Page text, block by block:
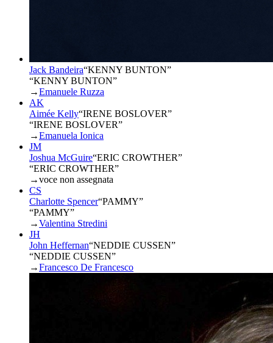
Jack Bandeira“KENNY BUNTON”
“KENNY BUNTON”
→Emanuele Ruzza
AK
Aimée Kelly“IRENE BOSLOVER”
“IRENE BOSLOVER”
→Emanuela Ionica
JM
Joshua McGuire“ERIC CROWTHER”
“ERIC CROWTHER”
→voce non assegnata
CS
Charlotte Spencer“PAMMY”
“PAMMY”
→Valentina Stredini
JH
John Heffernan“NEDDIE CUSSEN”
“NEDDIE CUSSEN”
→Francesco De Francesco